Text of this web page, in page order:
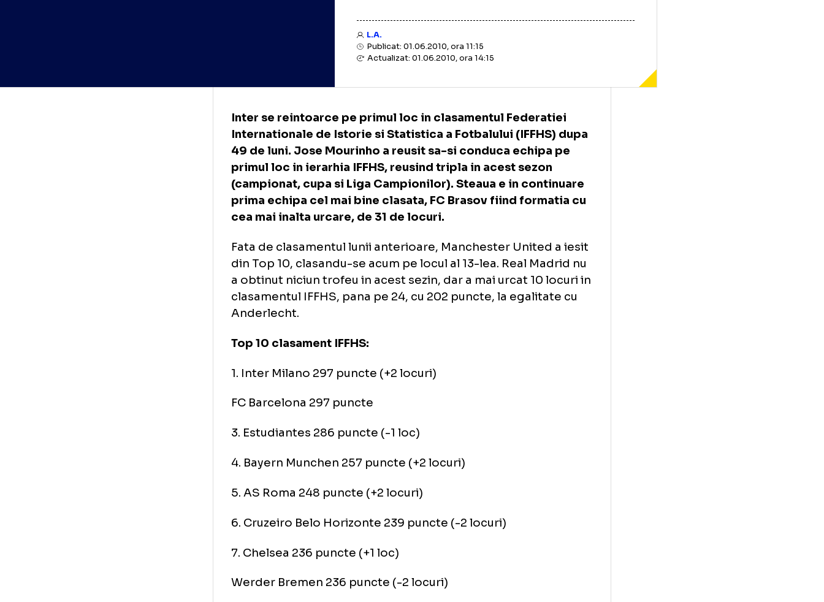
Actualizat: 01.06.2010, ora 14:15
Inter se reintoarce pe primul loc in clasamentulFederatiei
Internationale de Istorie si Statistica a Fotbalului
49 de luni. Jose Mourinho a reusit sa-si conduca echipa pe
primul loc in ierarhia IFFHS, reusind tripla in acest sezon
prima echipa cel mai bine clasata, FC Brasov fiind formatia cu
cea mai inalta urcare, de 31 de locuri.
Fata de clasamentul lunii anterioare, Manchester United a iesit
din Top 10, clasandu-se acum pe locul al 13-lea. Real Madrid nu
Anderlecht.
Top 10 clasament IFFHS:
1. Inter Milano 297 puncte (+2 locuri)
FC Barcelona 297 puncte
3. Estudiantes 286 puncte (-1 loc)